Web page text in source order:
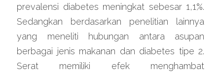
prevalensi diabetes meningkat sebesar 1,1%.
Sedangkan berdasarkan penelitian lainnya
yang meneliti hubungan antara asupan
berbagai jenis makanan dan diabetes tipe 2.
Serat memiliki efek menghambat